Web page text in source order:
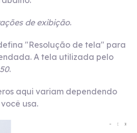
de exibição.
"Resolução de tela" para
A tela utilizada pelo
.
aqui variam dependendo
usa.